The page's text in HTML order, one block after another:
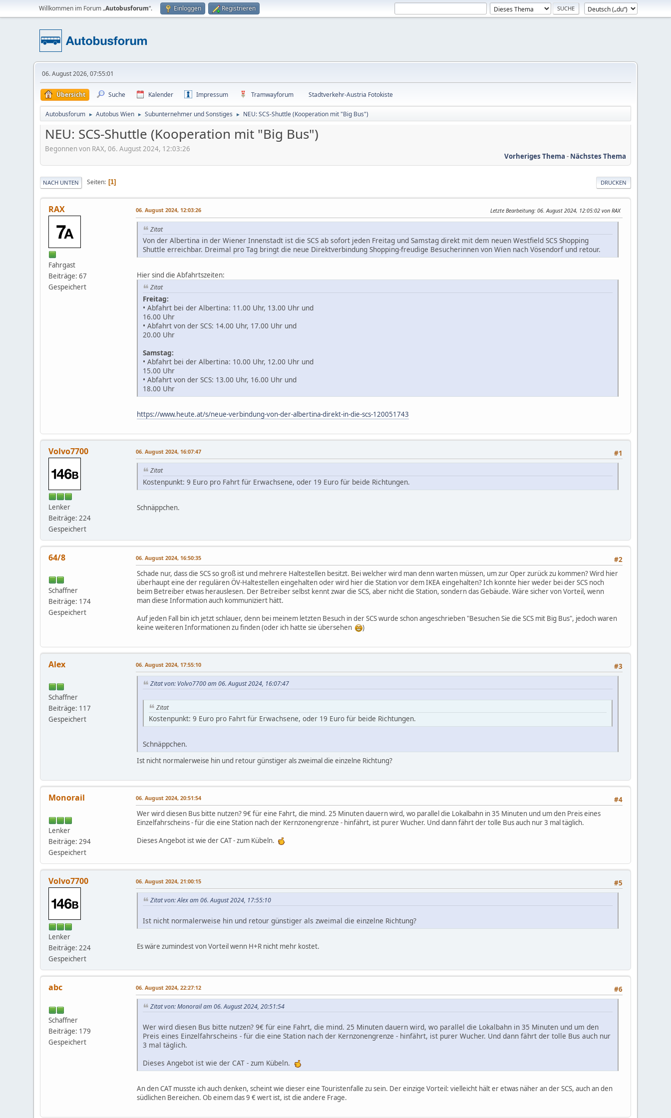
Willkommen im Forum „Autobusforum“. Einloggen Registrieren
06. August 2026, 07:55:01
Übersicht Suche Kalender Impressum Tramwayforum Stadtverkehr-Austria Fotokiste
Autobusforum ► Autobus Wien ► Subunternehmer und Sonstiges ► NEU: SCS-Shuttle (Kooperation mit "Big Bus")
NEU: SCS-Shuttle (Kooperation mit "Big Bus")
Begonnen von RAX, 06. August 2024, 12:03:26
Vorheriges Thema - Nächstes Thema
DRUCKEN
NACH UNTEN Seiten 1
RAX
Fahrgast
Beiträge: 67
Gespeichert
06. August 2024, 12:03:26 Letzte Bearbeitung: 06. August 2024, 12:05:02 von RAX
Zitat
Von der Albertina in der Wiener Innenstadt ist die SCS ab sofort jeden Freitag und Samstag direkt mit dem neuen Westfield SCS Shopping
Shuttle erreichbar. Dreimal pro Tag bringt die neue Direktverbindung Shopping-freudige Besucherinnen von Wien nach Vösendorf und retour.
Hier sind die Abfahrtszeiten:
Zitat
Freitag:
• Abfahrt bei der Albertina: 11.00 Uhr, 13.00 Uhr und
16.00 Uhr
• Abfahrt von der SCS: 14.00 Uhr, 17.00 Uhr und
20.00 Uhr
Samstag:
• Abfahrt bei der Albertina: 10.00 Uhr, 12.00 Uhr und
15.00 Uhr
• Abfahrt von der SCS: 13.00 Uhr, 16.00 Uhr und
18.00 Uhr
https://www.heute.at/s/neue-verbindung-von-der-albertina-direkt-in-die-scs-120051743
Volvo7700
Lenker
Beiträge: 224
Gespeichert
#1
06. August 2024, 16:07:47
Zitat
Kostenpunkt: 9 Euro pro Fahrt für Erwachsene, oder 19 Euro für beide Richtungen.
Schnäppchen.
64/8
Schaffner
Beiträge: 174
Gespeichert
#2
06. August 2024, 16:50:35
Schade nur, dass die SCS so groß ist und mehrere Haltestellen besitzt. Bei welcher wird man denn warten müssen, um zur Oper zurück zu kommen? Wird hier
überhaupt eine der regulären ÖV-Haltestellen eingehalten oder wird hier die Station vor dem IKEA eingehalten? Ich konnte hier weder bei der SCS noch
beim Betreiber etwas herauslesen. Der Betreiber selbst kennt zwar die SCS, aber nicht die Station, sondern das Gebäude. Wäre sicher von Vorteil, wenn
man diese Information auch kommuniziert hätt.
Auf jeden Fall bin ich jetzt schlauer, denn bei meinem letzten Besuch in der SCS wurde schon angeschrieben "Besuchen Sie die SCS mit Big Bus", jedoch waren
keine weiteren Informationen zu finden (oder ich hatte sie übersehen
)
Alex
Schaffner
Beiträge: 117
Gespeichert
#3
06. August 2024, 17:55:10
Zitat von: Volvo7700 am 06. August 2024, 16:07:47
Zitat
Kostenpunkt: 9 Euro pro Fahrt für Erwachsene, oder 19 Euro für beide Richtungen.
Schnäppchen.
Ist nicht normalerweise hin und retour günstiger als zweimal die einzelne Richtung?
Monorail
Lenker
Beiträge: 294
Gespeichert
#4
06. August 2024, 20:51:54
Wer wird diesen Bus bitte nutzen? 9€ für eine Fahrt, die mind. 25 Minuten dauern wird, wo parallel die Lokalbahn in 35 Minuten und um den Preis eines
Einzelfahrscheins - für die eine Station nach der Kernzonengrenze - hinfährt, ist purer Wucher. Und dann fährt der tolle Bus auch nur 3 mal täglich.
Dieses Angebot ist wie der CAT - zum Kübeln.
Volvo7700
Lenker
Beiträge: 224
Gespeichert
#5
06. August 2024, 21:00:15
Zitat von: Alex am 06. August 2024, 17:55:10
Ist nicht normalerweise hin und retour günstiger als zweimal die einzelne Richtung?
Es wäre zumindest von Vorteil wenn H+R nicht mehr kostet.
abc
Schaffner
Beiträge: 179
Gespeichert
#6
06. August 2024, 22:27:12
Zitat von: Monorail am 06. August 2024, 20:51:54
Wer wird diesen Bus bitte nutzen? 9€ für eine Fahrt, die mind. 25 Minuten dauern wird, wo parallel die Lokalbahn in 35 Minuten und um den
Preis eines Einzelfahrscheins - für die eine Station nach der Kernzonengrenze - hinfährt, ist purer Wucher. Und dann fährt der tolle Bus auch nur
3 mal täglich.
Dieses Angebot ist wie der CAT - zum Kübeln.
An den CAT musste ich auch denken, scheint wie dieser eine Touristenfalle zu sein. Der einzige Vorteil: vielleicht hält er etwas näher an der SCS, auch an den
südlichen Bereichen. Ob einem das 9 € wert ist, ist die andere Frage.